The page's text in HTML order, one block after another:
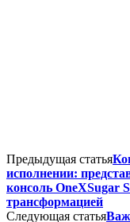
Предыдущая статья
исполнении:
консоль OneXSugar
трансформацией
Следующая статья